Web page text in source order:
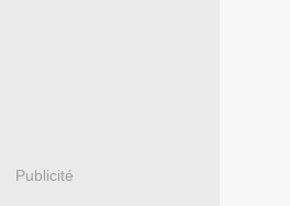
Publicité